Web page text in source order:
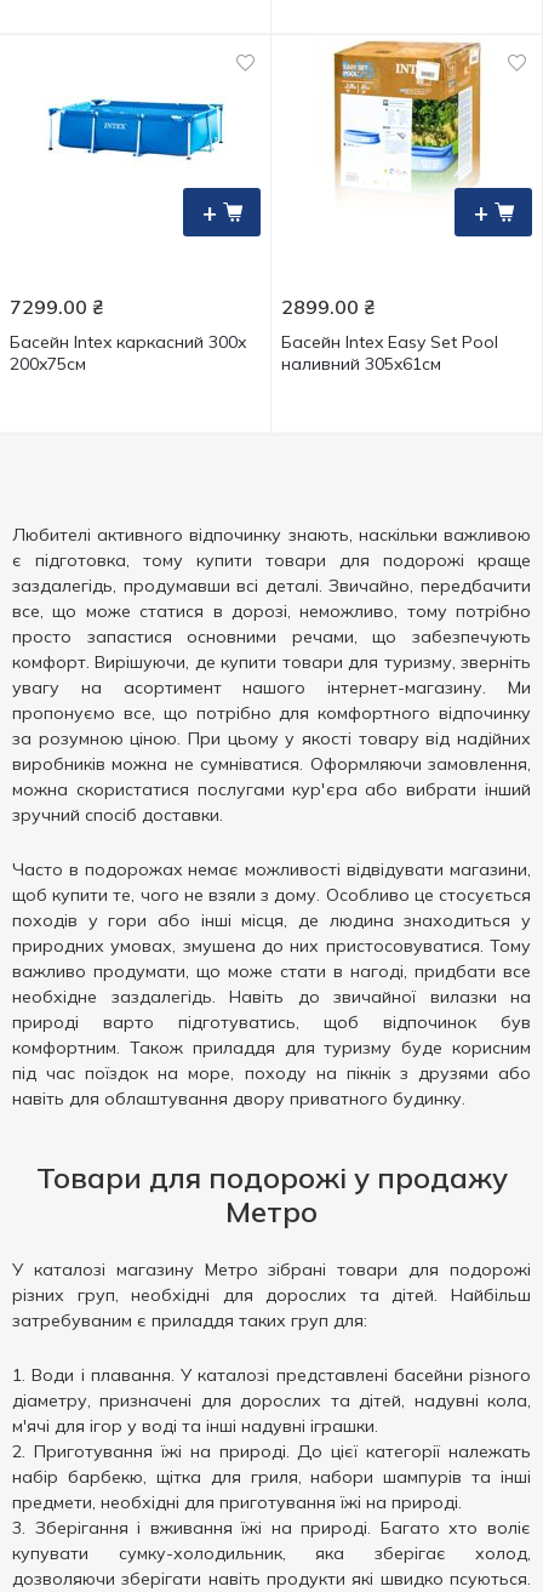
+
7299.00 ₴
Басейн Intex каркасний 300x
200x75см
+
2899.00 ₴
Басейн Intex Easy Set Pool
наливний 305x61см
Любителі активного відпочинку знають, наскільки важливою
є підготовка, тому купити товари для подорожі краще
заздалегідь, продумавши всі деталі. Звичайно, передбачити
все, що може статися в дорозі, неможливо, тому потрібно
просто запастися основними речами, що забезпечують
комфорт. Вирішуючи, де купити товари для туризму, зверніть
увагу на асортимент нашого інтернет-магазину. Ми
пропонуємо все, що потрібно для комфортного відпочинку
за розумною ціною. При цьому у якості товару від надійних
виробників можна не сумніватися. Оформляючи замовлення,
можна скористатися послугами кур'єра або вибрати інший
зручний спосіб доставки.
Часто в подорожах немає можливості відвідувати магазини,
щоб купити те, чого не взяли з дому. Особливо це стосується
походів у гори або інші місця, де людина знаходиться у
природних умовах, змушена до них пристосовуватися. Тому
важливо продумати, що може стати в нагоді, придбати все
необхідне заздалегідь. Навіть до звичайної вилазки на
природі варто підготуватись, щоб відпочинок був
комфортним. Також приладдя для туризму буде корисним
під час поїздок на море, походу на пікнік з друзями або
навіть для облаштування двору приватного будинку.
Товари для подорожі у продажу
Метро
У каталозі магазину Метро зібрані товари для подорожі
різних груп, необхідні для дорослих та дітей. Найбільш
затребуваним є приладдя таких груп для:
Води і плавання. У каталозі представлені басейни різного
діаметру, призначені для дорослих та дітей, надувні кола,
м'ячі для ігор у воді та інші надувні іграшки.
Приготування їжі на природі. До цієї категорії належать
набір барбекю, щітка для гриля, набори шампурів та інші
предмети, необхідні для приготування їжі на природі.
Зберігання і вживання їжі на природі. Багато хто воліє
купувати сумку-холодильник, яка зберігає холод,
дозволяючи зберігати навіть продукти які швидко псуються.